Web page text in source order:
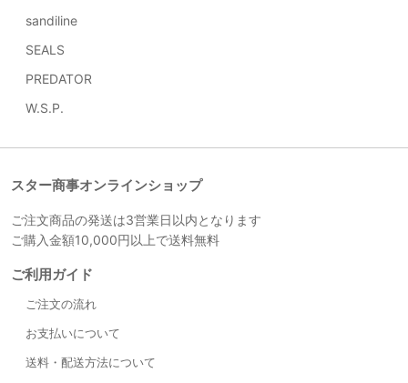
スター商事オンラインショップ
ご注文商品の発送は3営業日以内となります
ご購入金額10,000円以上で送料無料
ご利用ガイド
ご注文の流れ
お支払いについて
送料・配送方法について
sandiline
SEALS
PREDATOR
W.S.P.